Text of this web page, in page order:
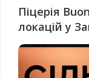
Піцерія
локацій у